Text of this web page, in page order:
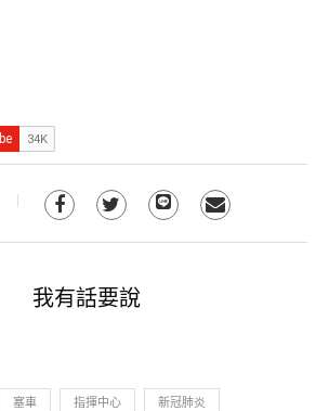
我有話要說
塞車 指揮中心 新冠肺炎